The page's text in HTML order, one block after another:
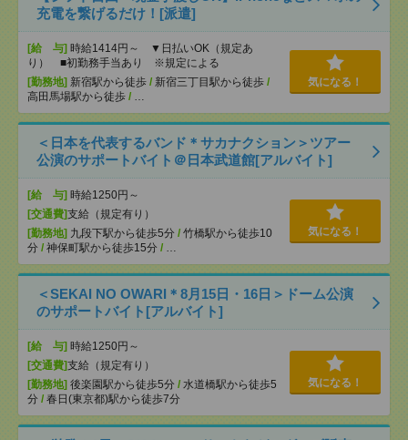
充電を繋げるだけ！[派遣]
[給 与] 時給1414円～ ▼日払いOK（規定あ
り） ■初勤務手当あり ※規定による
[勤務地] 新宿駅から徒歩 / 新宿三丁目駅から徒歩 /
高田馬場駅から徒歩 / …
気になる！
＜日本を代表するバンド＊サカナクション＞ツアー
公演のサポートバイト＠日本武道館[アルバイト]
[給 与] 時給1250円～
[交通費]支給（規定有り）
[勤務地] 九段下駅から徒歩5分 / 竹橋駅から徒歩10
分 / 神保町駅から徒歩15分 / …
気になる！
＜SEKAI NO OWARI＊8月15日・16日＞ドーム公演
のサポートバイト[アルバイト]
[給 与] 時給1250円～
[交通費]支給（規定有り）
[勤務地] 後楽園駅から徒歩5分 / 水道橋駅から徒歩5
分 / 春日(東京都)駅から徒歩7分
気になる！